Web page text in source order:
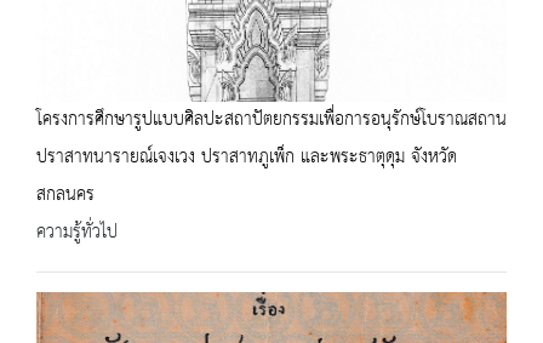
โครงการศึกษารูปแบบศิลปะสถาปัตยกรรมเพื่อการอนุรักษ์โบราณสถาน
ปราสาทนารายณ์เจงเวง ปราสาทภูเพ็ก และพระธาตุดุม จังหวัด
สกลนคร
ความรู้ทั่วไป